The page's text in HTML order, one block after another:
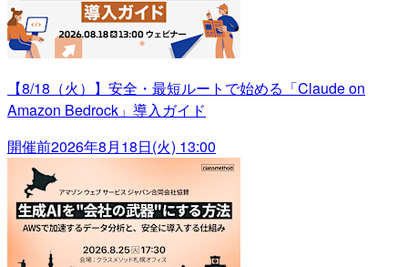
【8/18（火）】安全・最短ルートで始める「Claude on
Amazon Bedrock」導入ガイド
開催前2026年8月18日(火) 13:00